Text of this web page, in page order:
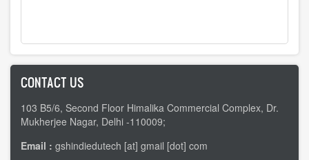
CONTACT US
103 B5/6, Second Floor Himalika Commercial Complex, Dr.
Mukherjee Nagar, Delhi -110009;
Email : gshindiedutech [at] gmail [dot] com